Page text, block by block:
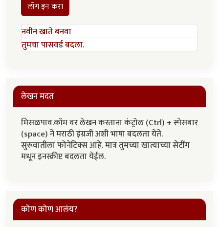
लॉग इन करा
नवीन खाते बनवा
तुमचा पासवर्ड बदला.
लेखन मदत
मिसळपाव.कॉम वर लेखन करताना कंट्रोल (Ctrl) + स्पेसबार
(space) ने मराठी इंग्रजी अशी भाषा बदलता येते.
सुरूवातीला फोनेटिक्स आहे. मात्र तुमच्या खात्याच्या सेटींग
मधून इनस्क्रीप्ट बदलता येईल.
कोण कोण आलंय?